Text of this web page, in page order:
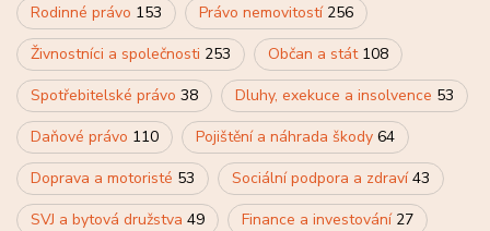
Rodinné právo 153 Právo nemovitostí 256
Živnostníci a společnosti 253 Občan a stát 108
Spotřebitelské právo 38 Dluhy, exekuce a insolvence 53
Daňové právo 110 Pojištění a náhrada škody 64
Doprava a motoristé 53 Sociální podpora a zdraví43
SVJ a bytová družstva 49 Finance a investování 27